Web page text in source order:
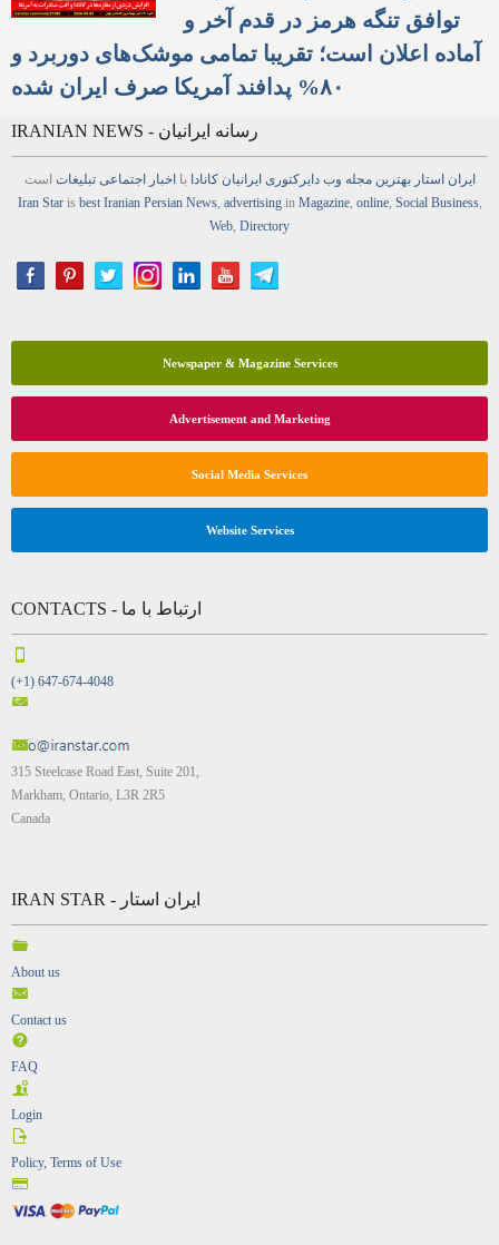
توافق تنگه هرمز در قدم آخر و
آماده اعلان است؛ تقریبا تمامی موشک‌های دوربرد و
۸۰% پدافند آمریکا صرف ایران شده
IRANIAN NEWS - رسانه ایرانیان
ایران استار بهترین مجله وب دایرکتوری ایرانیان کانادا بااخبار اجتماعی تبلیغات است
Iran Staris best Iranian Persian News, advertisingin Magazine, online, Social Business,
Web Directory
Newspaper & Magazine Services
Advertisement and Marketing
Social Media Services
Website Services
CONTACTS - ارتباط با ما
(+1) 647-674-4048
315 Steelcase Road East, Suite 201,
Markham, Ontario, L3R 2R5
Canada
IRAN STAR - ایران استار
About us
Contact us
FAQ
Login
Policy, Terms of Use